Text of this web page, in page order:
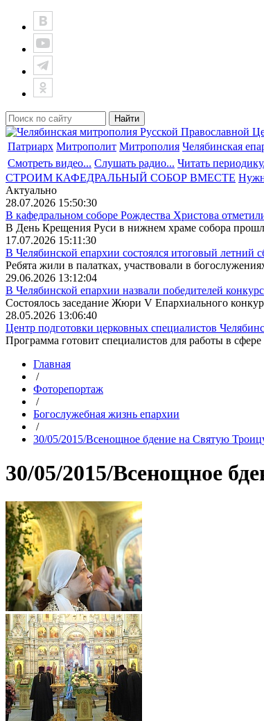
Патриарх Митрополит Митрополия Челябинская
Смотреть видео... Слушать радио... Читать
СТРОИМ КАФЕДРАЛЬНЫЙ СОБОР ВМЕСТЕ
Актуально
28.07.2026 15:50:30
В кафедральном соборе Рождества Христова
В День Крещения Руси в нижнем храме собора
17.07.2026 15:11:30
В Челябинской епархии состоялся итоговый летний
Ребята жили в палатках, участвовали в
29.06.2026 13:12:04
В Челябинской епархии назвали победителей
Состоялось заседание Жюри V Епархиального
28.05.2026 13:06:40
Центр подготовки церковных специалистов
Программа готовит специалистов для работы в
Главная
/
Фоторепортаж
/
Богослужебная жизнь епархии
/
30/05/2015/Всенощное бдение на Святую
30/05/2015/Всенощное